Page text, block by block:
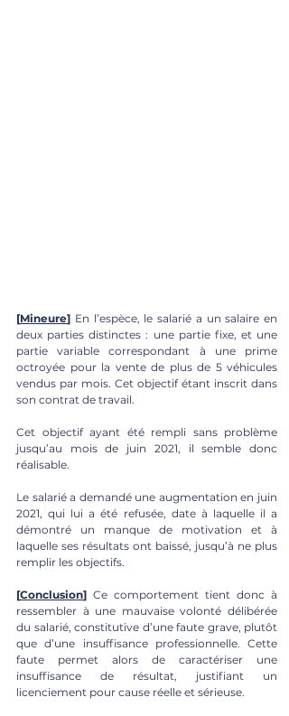
[Mineure] En l’espèce, le salarié a un salaire en
deux parties distinctes : une partie fixe, et une
partie variable correspondant à une prime
octroyée pour la vente de plus de 5 véhicules
vendus par mois. Cet objectif étant inscrit dans
son contrat de travail.
Cet objectif ayant été rempli sans problème
jusqu’au mois de juin 2021, il semble donc
réalisable.
Le salarié a demandé une augmentation en juin
2021, qui lui a été refusée, date à laquelle il a
démontré un manque de motivation et à
laquelle ses résultats ont baissé, jusqu’à ne plus
remplir les objectifs.
[Conclusion] Ce comportement tient donc à
ressembler à une mauvaise volonté délibérée
du salarié, constitutive d’une faute grave, plutôt
que d’une insuffisance professionnelle. Cette
faute permet alors de caractériser une
insuffisance de résultat, justifiant un
licenciement pour cause réelle et sérieuse.